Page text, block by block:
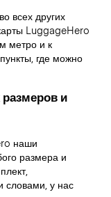
всех других
LuggageHero
метро и к
где можно
и
наши
размера и
словами, у нас